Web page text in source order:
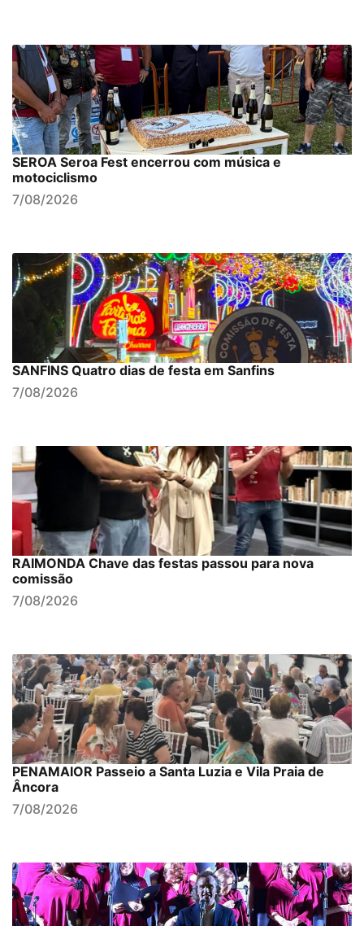
SEROA Seroa Fest encerrou com música e
motociclismo
7/08/2026
SANFINS Quatro dias de festa em Sanfins
7/08/2026
RAIMONDA Chave das festas passou para nova
comissão
7/08/2026
PENAMAIOR Passeio a Santa Luzia e Vila Praia de
Âncora
7/08/2026